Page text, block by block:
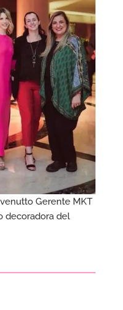
Gerente MKT
decoradora del